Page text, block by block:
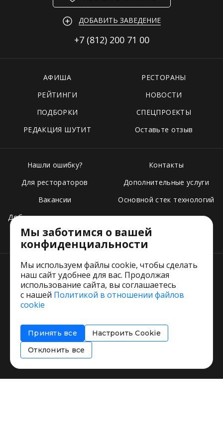
ДОБАВИТЬ ЗАВЕДЕНИЕ
+7 (812) 200 71 00
АФИША
РЕСТОРАНЫ
РЕЙТИНГИ
НОВОСТИ
ПОДБОРКИ
СПЕЦПРОЕКТЫ
РЕДАКЦИЯ ШУТИТ
Оставьте отзыв
Нашли ошибку?
Для рестораторов
Вакансии
Добавить свое заведение
Тарифы
Контакты
Дополнительные услуги
Основной стек технологий
Пользовательское соглашение
Соглашение об информировании
Политика использования cookies
Мы заботимся о вашей
конфиденциальности
Мы используем файлы cookie, чтобы сделать
наш сайт удобнее для вас. Продолжая
использование сайта, вы соглашаетесь
с нашей Политикой в отношении файлов
cookie
Принять все
Настроить Cookie
Отклонить все